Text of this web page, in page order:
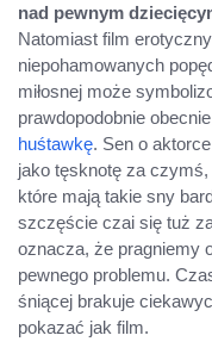
nad pewnym
Natomiast film
niepohamowanych
miłosnej może
prawdopodobnie
huśtawkę. Sen o
jako tęsknotę za
które mają takie sny
szczęście czai się tuż
oznacza, że pragniemy
pewnego problemu.
śniącej brakuje
pokazać jak film.